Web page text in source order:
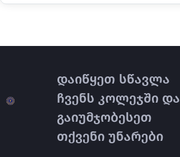
დაიწყეთ სწავლა
ჩვენს კოლეჯში და
გაიუმჯობესეთ
თქვენი უნარები